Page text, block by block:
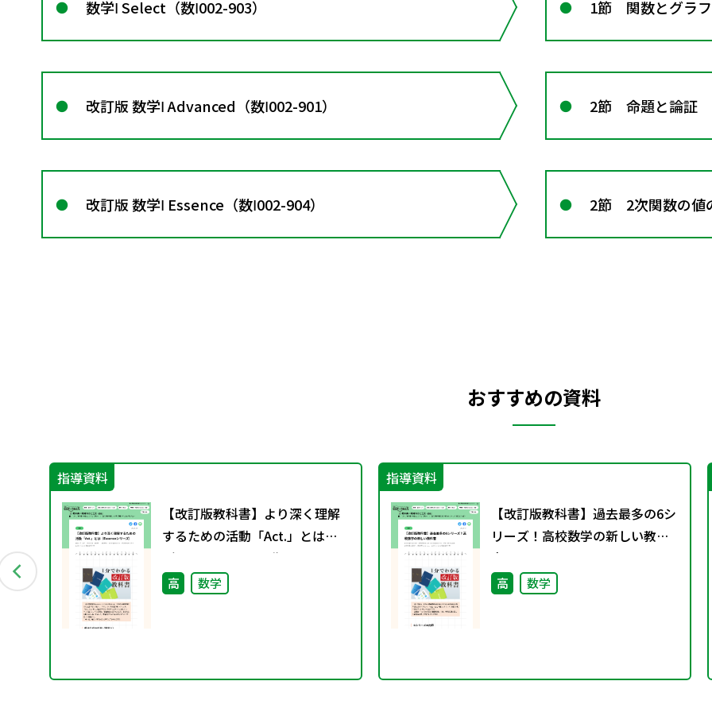
数学Ⅰ Select（数Ⅰ002-903） 1節 関数とグラフ
改訂版 数学Ⅰ Advanced（数Ⅰ002-901） 2節 命題と論証
改訂版 数学Ⅰ Essence（数Ⅰ002-904） 2節 2次関数の値
おすすめの資料
指導資料
【改訂版教科書】より深く理解
するための活動「Act.」とは
（Essenceシリーズ）
高 数学
指導資料
【改訂版教科書】過去最多の6シ
リーズ！高校数学の新しい教科
書
高 数学